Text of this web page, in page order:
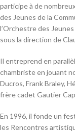
participe à de
des Jeunes de la
l’Orchestre des
sous la direction de
Il entreprend en
chambriste en jouant
Ducros, Frank Braley,
frère cadet Gautier
En 1996, il fonde un
les Rencontres